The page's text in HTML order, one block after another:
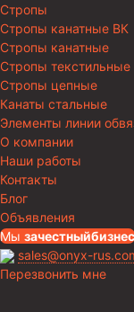
Стропы
Стропы канатные ВК
Стропы канатные
Стропы текстильные
Стропы цепные
Канаты стальные
Элементы линии
О компании
Наши работы
Контакты
Блог
Объявления
Мы зачестныйбизнес
sales@onyx-
Перезвонить мне